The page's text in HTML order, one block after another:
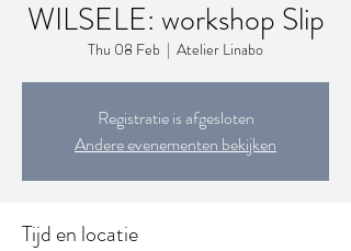
WILSELE: workshop Slip
Thu 08 Feb
  |
Atelier Linabo
Registratie is afgesloten
Andere evenementen bekijken
Tijd en locatie